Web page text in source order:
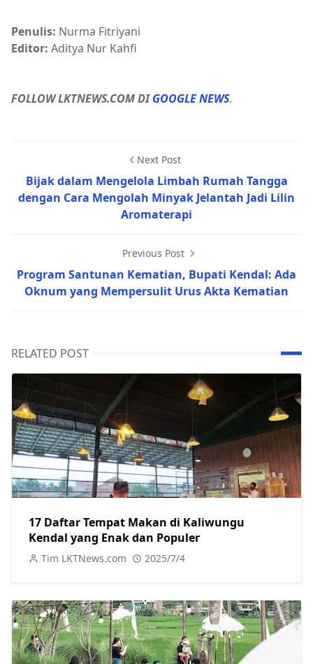
Penulis: Nurma Fitriyani
Editor: Aditya Nur Kahfi
FOLLOW LKTNEWS.COM DIGOOGLE NEWS.
Next Post
Bijak dalam Mengelola Limbah Rumah Tangga
dengan Cara Mengolah Minyak Jelantah Jadi Lilin
Aromaterapi
Previous Post
Program Santunan Kematian, Bupati Kendal: Ada
Oknum yang Mempersulit Urus Akta Kematian
RELATED POST
17 Daftar Tempat Makan di Kaliwungu
Kendal yang Enak dan Populer
Tim LKTNews.com 2025/7/4